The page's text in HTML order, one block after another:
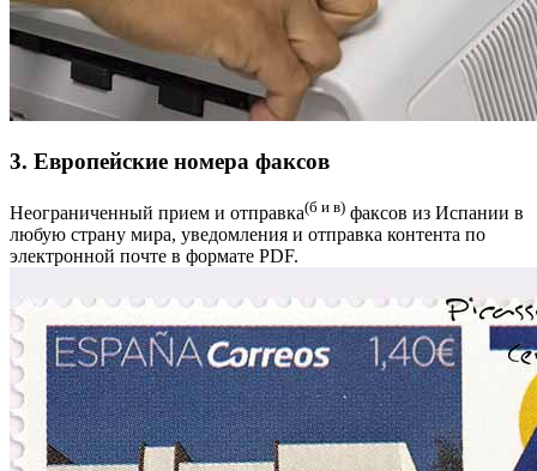
3. Европейские номера факсов
Неограниченный прием и отправка(б и в) факсов из Испании в
любую страну мира, уведомления и отправка контента по
электронной почте в формате PDF.